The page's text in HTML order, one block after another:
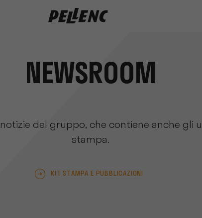
NEWSROOM
del gruppo, che contiene anche gli
stampa.
KIT STAMPA E PUBBLICAZIONI